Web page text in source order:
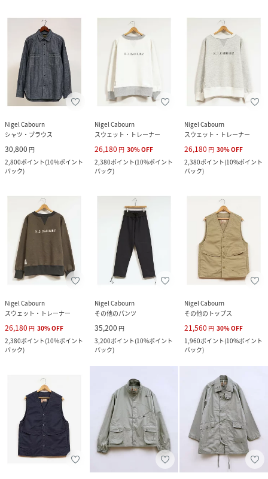
Nigel Cabourn
シャツ・ブラウス
30,800 円
2,800ポイント(10%ポイント
バック)
Nigel Cabourn
スウェット・トレーナー
26,180 円 30%OFF
2,380ポイント(10%ポイント
バック)
Nigel Cabourn
スウェット・トレーナー
26,180 円 30%OFF
2,380ポイント(10%ポイント
バック)
Nigel Cabourn
スウェット・トレーナー
26,180 円 30%OFF
2,380ポイント(10%ポイント
バック)
Nigel Cabourn
その他のパンツ
35,200 円
3,200ポイント(10%ポイント
バック)
Nigel Cabourn
その他のトップス
21,560 円 30%OFF
1,960ポイント(10%ポイント
バック)